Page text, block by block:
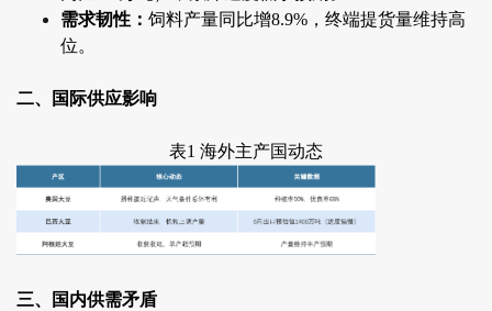
需求韧性： 饲料产量同比增8.9%，终端提货量维持高
位。
二、国际供应影响
表1 海外主产国动态
三、国内供需矛盾